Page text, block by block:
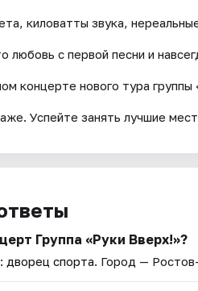
киловатты звука,
любовь с первой песни и
концерте нового тура группы
Успейте занять лучшие
Группа «Руки Вверх!»?
дворец спорта. Город —